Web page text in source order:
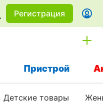
Регистрация
Пристрой
Детские товары